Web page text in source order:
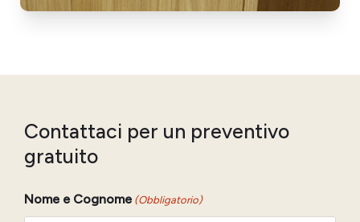
Contattaci per un preventivo
gratuito
Nome e Cognome (Obbligatorio)